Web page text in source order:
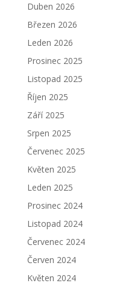
Duben 2026
Březen 2026
Leden 2026
Prosinec 2025
Listopad 2025
Říjen 2025
Září 2025
Srpen 2025
Červenec 2025
Květen 2025
Leden 2025
Prosinec 2024
Listopad 2024
Červenec 2024
Červen 2024
Květen 2024